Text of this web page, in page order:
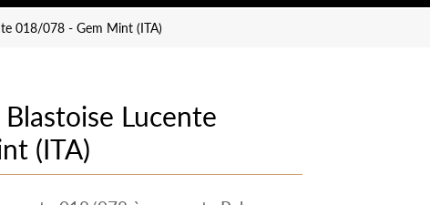
018/078 - Gem Mint (ITA)
Lucente
(ITA)